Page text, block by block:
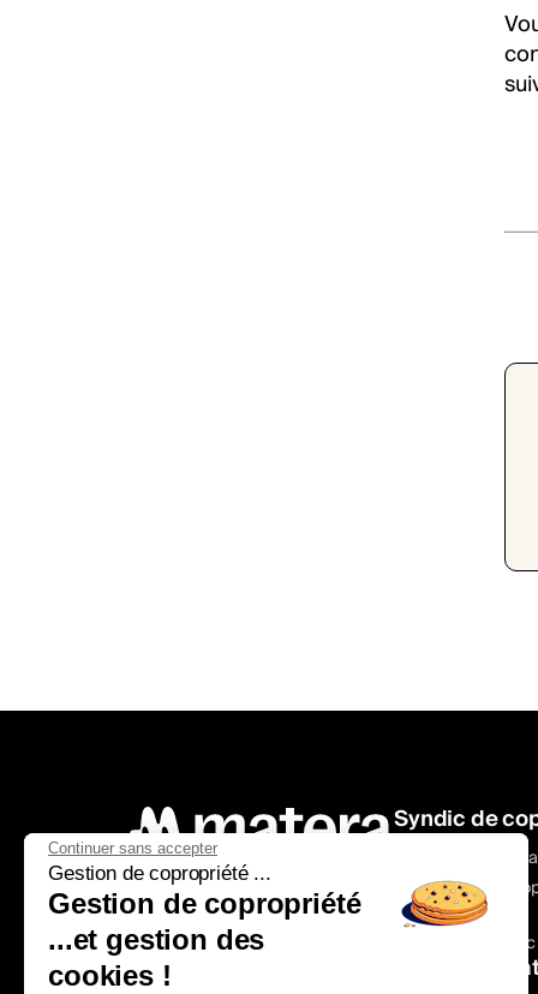
Transaction
Acheter un bien
Estimer un bien
Barème d’honoraires
Syndic de
Offre - Syndic
Offre - Syndic
Tarifs syndic
Changer de syndic
Gestion
Continuer sans accepter
Gestion de copropriété ...
Gestion de copropriété
...et gestion des
cookies !